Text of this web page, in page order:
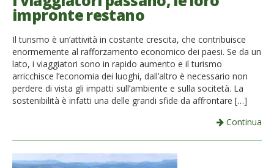
French
Italiano
impronte restano
Il turismo è un’attività in costante crescita, che contribuisce
enormemente al rafforzamento economico dei paesi. Se da un
lato, i viaggiatori sono in rapido aumento e il turismo
arricchisce l’economia dei luoghi, dall’altro è necessario non
perdere di vista gli impatti sull’ambiente e sulla socitetà. La
sostenibilità è infatti una delle grandi sfide da affrontare […]
Continua